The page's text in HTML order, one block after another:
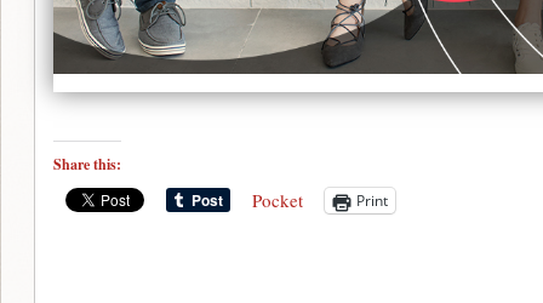
Share this:
Pocket Print